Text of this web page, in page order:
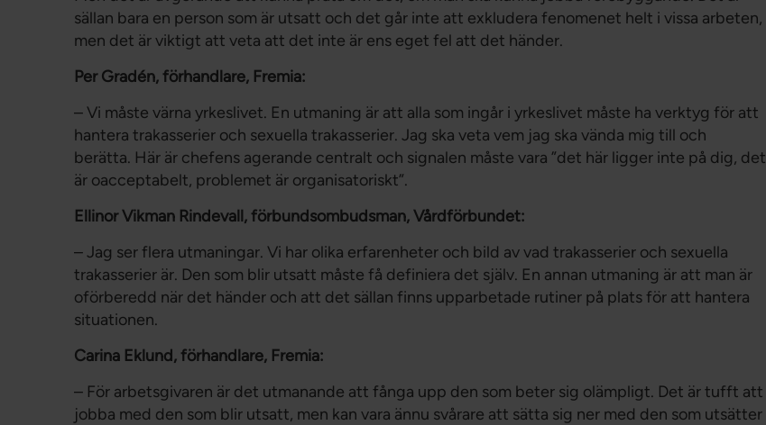
sällan bara en person som är utsatt och det går inte att exkludera fenomenet helt i vissa arbeten,
men det är viktigt att veta att det inte är ens eget fel att det händer.
Per Gradén, förhandlare, Fremia:
– Vi måste värna yrkeslivet. En utmaning är att alla som ingår i yrkeslivet måste ha verktyg för att
hantera trakasserier och sexuella trakasserier. Jag ska veta vem jag ska vända mig till och
berätta. Här är chefens agerande centralt och signalen måste vara ”det här ligger inte på dig, det
är oacceptabelt, problemet är organisatoriskt”.
Ellinor Vikman Rindevall, förbundsombudsman, Vårdförbundet:
– Jag ser flera utmaningar. Vi har olika erfarenheter och bild av vad trakasserier och sexuella
trakasserier är. Den som blir utsatt måste få definiera det själv. En annan utmaning är att man är
oförberedd när det händer och att det sällan finns upparbetade rutiner på plats för att hantera
situationen.
Carina Eklund, förhandlare, Fremia:
– För arbetsgivaren är det utmanande att fånga upp den som beter sig olämpligt. Det är tufft att
jobba med den som blir utsatt, men kan vara ännu svårare att sätta sig ner med den som utsätter